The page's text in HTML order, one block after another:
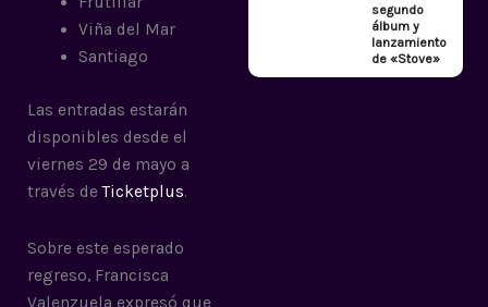
Viña del Mar
Santiago
Las entradas estarán
disponibles desde el
viernes 29 de mayo a
través deTicketplus.
Sobre este esperado
regreso, Francisca
Valenzuela expresó que
segundo
álbum y
lanzamiento
de «Stove»